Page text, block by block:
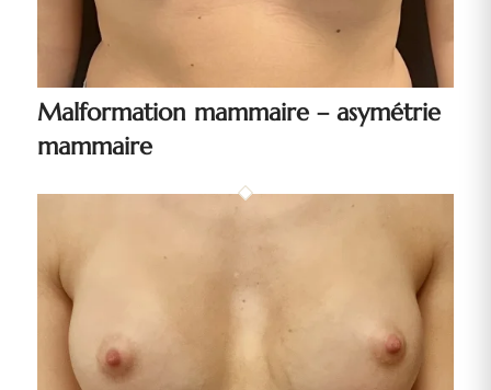
Malformation mammaire – asymétrie
mammaire